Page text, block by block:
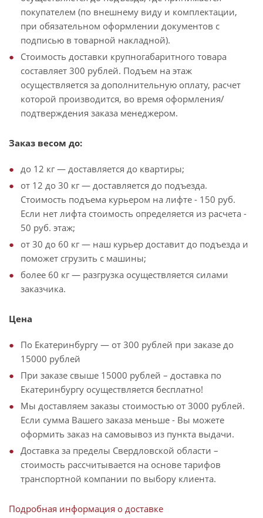
покупателем (по внешнему виду и комплектации,
при обязательном оформлении документов с
подписью в товарной накладной).
Стоимость доставки крупногабаритного товара
составляет 300 рублей. Подъем на этаж
осуществляется за дополнительную оплату, расчет
которой производится, во время оформления/
подтверждения заказа менеджером.
Заказ весом до:
до 12 кг — доставляется до квартиры;
от 12 до 30 кг — доставляется до подъезда.
Стоимость подъема курьером на лифте - 150 руб.
Если нет лифта стоимость определяется из расчета -
50 руб. этаж;
от 30 до 60 кг — наш курьер доставит до подъезда и
поможет сгрузить с машины;
более 60 кг — разгрузка осуществляется силами
заказчика.
Цена
По Екатеринбургу — от 300 рублей при заказе до
15000 рублей
При заказе свыше 15000 рублей – доставка по
Екатеринбургу осуществляется бесплатно!
Мы доставляем заказы стоимостью от 3000 рублей.
Если сумма Вашего заказа меньше - Вы можете
оформить заказ на самовывоз из пункта выдачи.
Доставка за пределы Свердловской области –
стоимость рассчитывается на основе тарифов
транспортной компании по выбору клиента.
Подробная информация о доставке